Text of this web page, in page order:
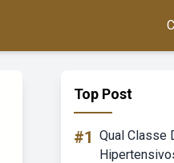
Top Post
#1 Qual Classe